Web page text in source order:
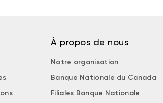
À propos de nous
Notre organisation
Banque Nationale du Canada
Filiales Banque Nationale